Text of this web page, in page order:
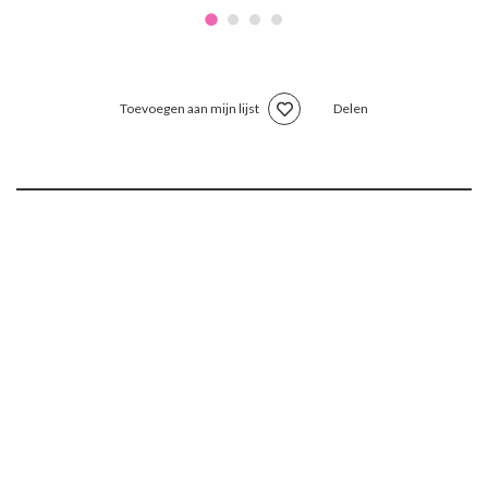
Toevoegen aan mijn lijst Delen